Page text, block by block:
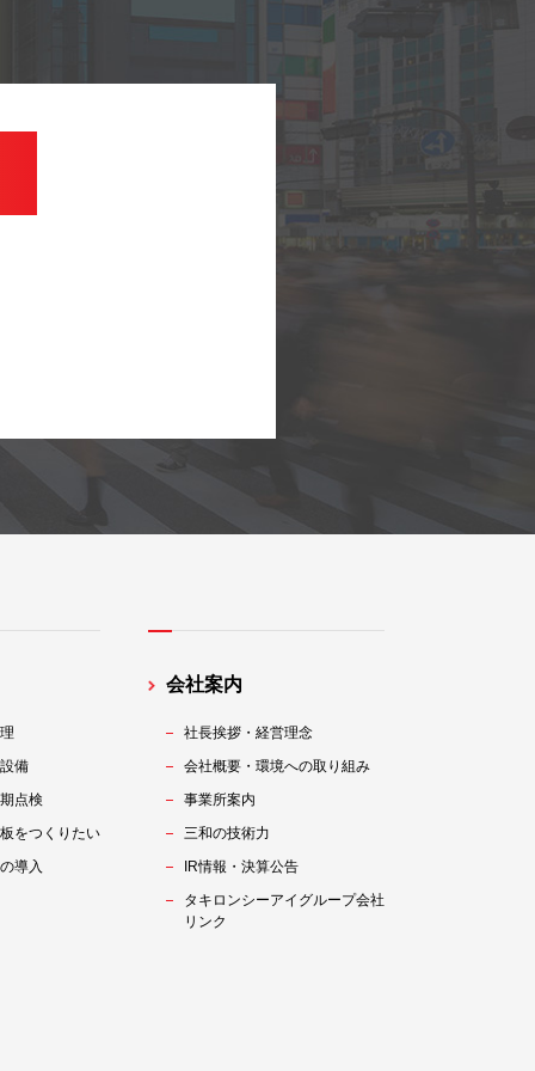
備
点検
をつくりたい
導入
会社案内
社長挨拶・経営理念
会社概要・環境への取り組み
事業所案内
三和の技術力
IR情報・決算公告
タキロンシーアイグループ会社
リンク